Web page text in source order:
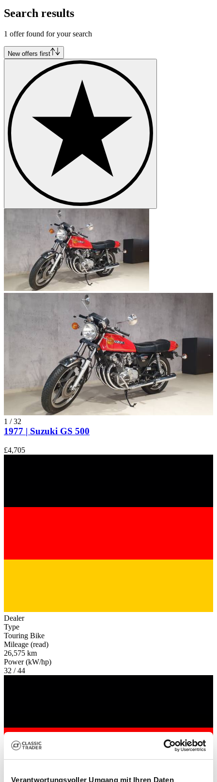
Verantwortungsvoller Umgang mit Ihren Daten
Suzuki VS 1400GL Intruder
Search results
1 offer found for your search
New offers first
1 /32
1977 | Suzuki GS 500
£4,705
Dealer
Type
Touring Bike
Mileage (read)
26,575 km
Power (kW/hp)
32 / 44